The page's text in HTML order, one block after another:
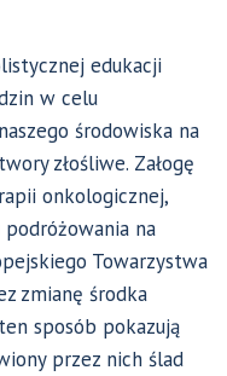
edukacji
w celu
środowiska na
złośliwe. Załogę
onkologicznej,
na
Towarzystwa
zmianę środka
sposób pokazują
przez nich ślad